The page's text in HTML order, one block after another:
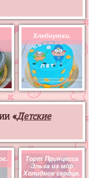
Хлебоутки.
«Детские
Торт Принцесса
Эльза из м/ф
Холодное сердце.